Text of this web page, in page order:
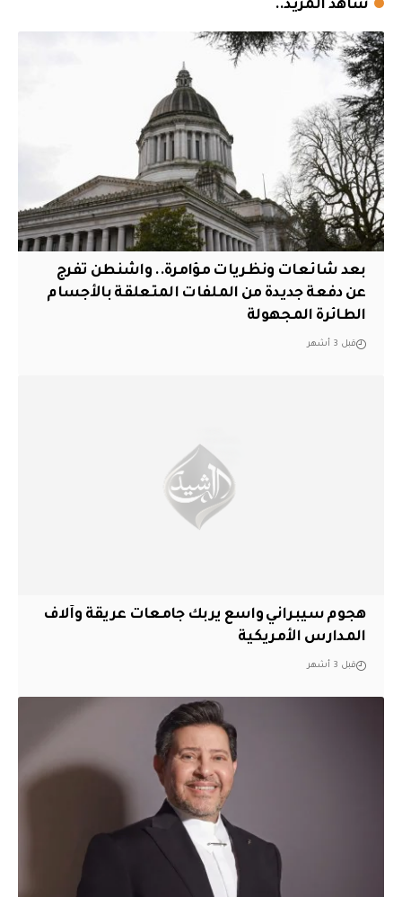
شاهد المزيد..
بعد شائعات ونظريات مؤامرة.. واشنطن تفرج
عن دفعة جديدة من الملفات المتعلقة بالأجسام
الطائرة المجهولة
قبل 3 أشهر
هجوم سيبراني واسع يربك جامعات عريقة وآلاف
المدارس الأمريكية
قبل 3 أشهر